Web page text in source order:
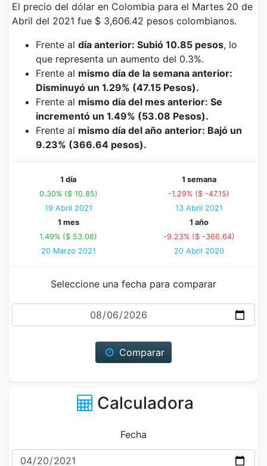
El precio del dólar en Colombia para el Martes 20 de
Abril del 2021 fue $ 3,606.42 pesos colombianos.
Frente al día anterior: Subió 10.85 pesos, lo
que representa un aumento del 0.3%.
Frente al mismo día de la semana anterior:
Disminuyó un 1.29% (47.15 Pesos).
Frente al mismo día del mes anterior: Se
incrementó un 1.49% (53.08 Pesos).
Frente al mismo día del año anterior: Bajó un
9.23% (366.64 pesos).
1 día
0.30% ($ 10.85)
19 Abril 2021
1 semana
-1.29% ($ -47.15)
13 Abril 2021
1 mes
1.49% ($ 53.08)
20 Marzo 2021
1 año
-9.23% ($ -366.64)
20 Abril 2020
Seleccione una fecha para comparar
Fecha
Comparar
Calculadora
Fecha